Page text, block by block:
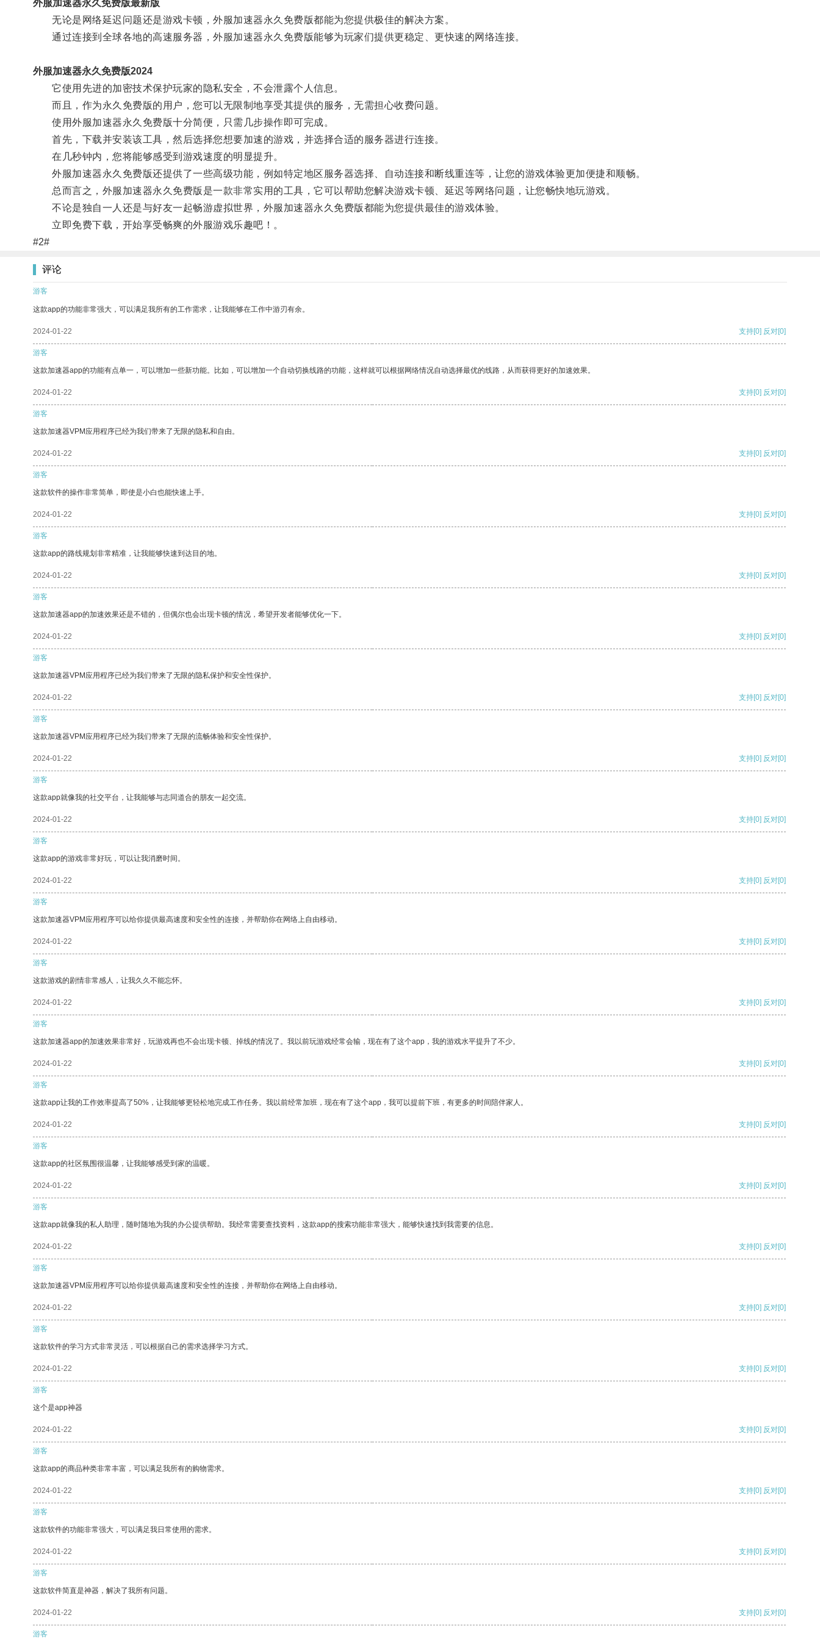
外服加速器永久免费版最新版
无论是网络延迟问题还是游戏卡顿，外服加速器永久免费版都能为您提供极佳的解决方案。
通过连接到全球各地的高速服务器，外服加速器永久免费版能够为玩家们提供更稳定、更快速的网络连接。
外服加速器永久免费版2024
它使用先进的加密技术保护玩家的隐私安全，不会泄露个人信息。
而且，作为永久免费版的用户，您可以无限制地享受其提供的服务，无需担心收费问题。
使用外服加速器永久免费版十分简便，只需几步操作即可完成。
首先，下载并安装该工具，然后选择您想要加速的游戏，并选择合适的服务器进行连接。
在几秒钟内，您将能够感受到游戏速度的明显提升。
外服加速器永久免费版还提供了一些高级功能，例如特定地区服务器选择、自动连接和断线重连等，让您的游戏体验更加便捷和顺畅。
总而言之，外服加速器永久免费版是一款非常实用的工具，它可以帮助您解决游戏卡顿、延迟等网络问题，让您畅快地玩游戏。
不论是独自一人还是与好友一起畅游虚拟世界，外服加速器永久免费版都能为您提供最佳的游戏体验。
立即免费下载，开始享受畅爽的外服游戏乐趣吧！。
#2#
评论
游客
这款app的功能非常强大，可以满足我所有的工作需求，让我能够在工作中游刃有余。
2024-01-22 支持[0] 反对[0]
游客
这款加速器app的功能有点单一，可以增加一些新功能。比如，可以增加一个自动切换线路的功能，这样就可以根据网络情况自动选择最优的线路，从而获得更好的加速效果。
2024-01-22 支持[0] 反对[0]
游客
这款加速器VPM应用程序已经为我们带来了无限的隐私和自由。
2024-01-22 支持[0] 反对[0]
游客
这款软件的操作非常简单，即使是小白也能快速上手。
2024-01-22 支持[0] 反对[0]
游客
这款app的路线规划非常精准，让我能够快速到达目的地。
2024-01-22 支持[0] 反对[0]
游客
这款加速器app的加速效果还是不错的，但偶尔也会出现卡顿的情况，希望开发者能够优化一下。
2024-01-22 支持[0] 反对[0]
游客
这款加速器VPM应用程序已经为我们带来了无限的隐私保护和安全性保护。
2024-01-22 支持[0] 反对[0]
游客
这款加速器VPM应用程序已经为我们带来了无限的流畅体验和安全性保护。
2024-01-22 支持[0] 反对[0]
游客
这款app就像我的社交平台，让我能够与志同道合的朋友一起交流。
2024-01-22 支持[0] 反对[0]
游客
这款app的游戏非常好玩，可以让我消磨时间。
2024-01-22 支持[0] 反对[0]
游客
这款加速器VPM应用程序可以给你提供最高速度和安全性的连接，并帮助你在网络上自由移动。
2024-01-22 支持[0] 反对[0]
游客
这款游戏的剧情非常感人，让我久久不能忘怀。
2024-01-22 支持[0] 反对[0]
游客
这款加速器app的加速效果非常好，玩游戏再也不会出现卡顿、掉线的情况了。我以前玩游戏经常会输，现在有了这个app，我的游戏水平提升了不少。
2024-01-22 支持[0] 反对[0]
游客
这款app让我的工作效率提高了50%，让我能够更轻松地完成工作任务。我以前经常加班，现在有了这个app，我可以提前下班，有更多的时间陪伴家人。
2024-01-22 支持[0] 反对[0]
游客
这款app的社区氛围很温馨，让我能够感受到家的温暖。
2024-01-22 支持[0] 反对[0]
游客
这款app就像我的私人助理，随时随地为我的办公提供帮助。我经常需要查找资料，这款app的搜索功能非常强大，能够快速找到我需要的信息。
2024-01-22 支持[0] 反对[0]
游客
这款加速器VPM应用程序可以给你提供最高速度和安全性的连接，并帮助你在网络上自由移动。
2024-01-22 支持[0] 反对[0]
游客
这款软件的学习方式非常灵活，可以根据自己的需求选择学习方式。
2024-01-22 支持[0] 反对[0]
游客
这个是app神器
2024-01-22 支持[0] 反对[0]
游客
这款app的商品种类非常丰富，可以满足我所有的购物需求。
2024-01-22 支持[0] 反对[0]
游客
这款软件的功能非常强大，可以满足我日常使用的需求。
2024-01-22 支持[0] 反对[0]
游客
这款软件简直是神器，解决了我所有问题。
2024-01-22 支持[0] 反对[0]
游客